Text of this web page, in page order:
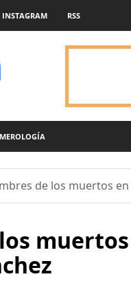
INSTAGRAM RSS
de los muertos